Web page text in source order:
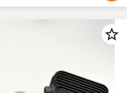
star_border